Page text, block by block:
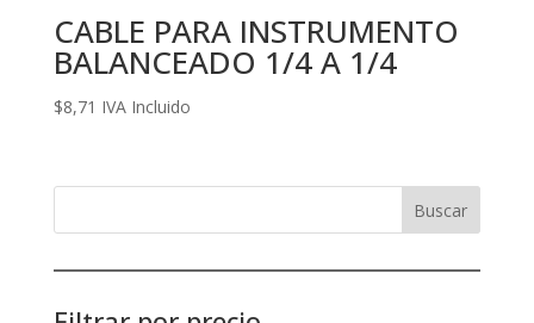
CABLE PARA INSTRUMENTO
BALANCEADO 1/4 A 1/4
$8,71 IVA Incluido
Buscar